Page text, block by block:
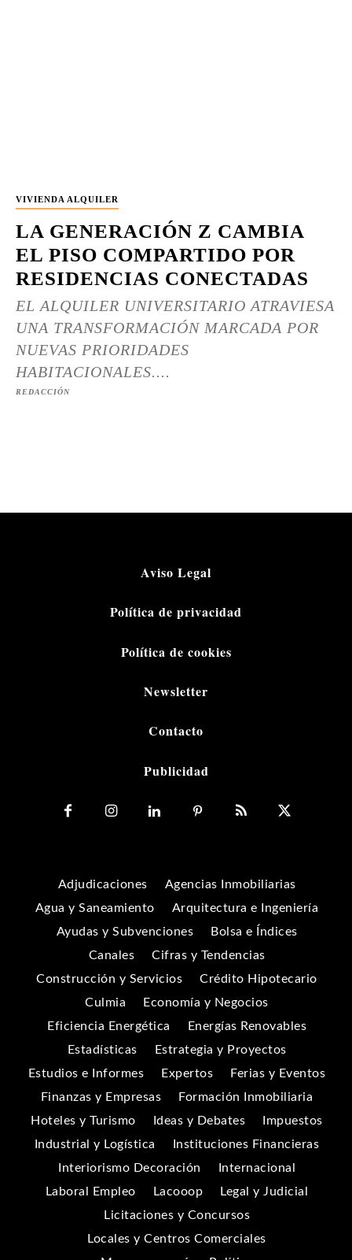
VIVIENDA ALQUILER
LA GENERACIÓN Z CAMBIA
EL PISO COMPARTIDO POR
RESIDENCIAS CONECTADAS
EL ALQUILER UNIVERSITARIO ATRAVIESA
UNA TRANSFORMACIÓN MARCADA POR
NUEVAS PRIORIDADES
HABITACIONALES....
REDACCIÓN
Aviso Legal
Política de privacidad
Política de cookies
Newsletter
Contacto
Publicidad
Adjudicaciones
Agencias Inmobiliarias
Agua y Saneamiento
Arquitectura e Ingeniería
Ayudas y Subvenciones
Bolsa e Índices
Canales
Cifras y Tendencias
Construcción y Servicios
Crédito Hipotecario
Culmia
Economía y Negocios
Eficiencia Energética
Energías Renovables
Estadísticas
Estrategia y Proyectos
Estudios e Informes
Expertos
Ferias y Eventos
Finanzas y Empresas
Formación Inmobiliaria
Hoteles y Turismo
Ideas y Debates
Impuestos
Industrial y Logística
Instituciones Financieras
Interiorismo Decoración
Internacional
Laboral Empleo
Lacooop
Legal y Judicial
Licitaciones y Concursos
Locales y Centros Comerciales